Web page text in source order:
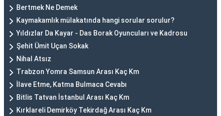
Bertmek Ne Demek
Kaymakamlık mülakatında hangi sorular sorulur?
Yıldızlar Da Kayar - Das Borak Oyuncuları ve Kadrosu
Şehit Ümit Uçan Sokak
Nihal Atsız
Trabzon Yomra Samsun Arası Kaç Km
İlave Etme, Katma Bulmaca Cevabı
Bitlis Tatvan İstanbul Arası Kaç Km
Kırklareli Demirköy Tekirdağ Arası Kaç Km